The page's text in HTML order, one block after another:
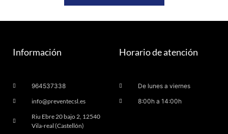
Información
964537338
info@preventecsl.es
Riu Ebre 20 bajo 2, 12540
Vila-real (Castellón)
Horario de atención
De lunes a viernes
8:00h a 14:00h